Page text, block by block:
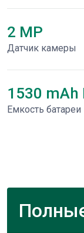
2 MP
Датчик камеры
1530 mAh
Емкость батареи